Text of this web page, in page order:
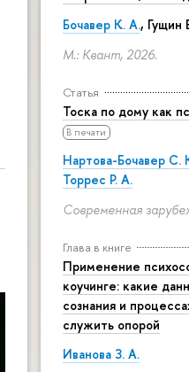
Бочавер К. А., Гущин
М.: Квант, 2026.
Статья
Тоска по дому как
В печати
Нартова-Бочавер С.
Торрес Р. А.
Современная
Глава в книге
Применение
коучинге: какие
сознания и
служить опорой
Иванова З. А.